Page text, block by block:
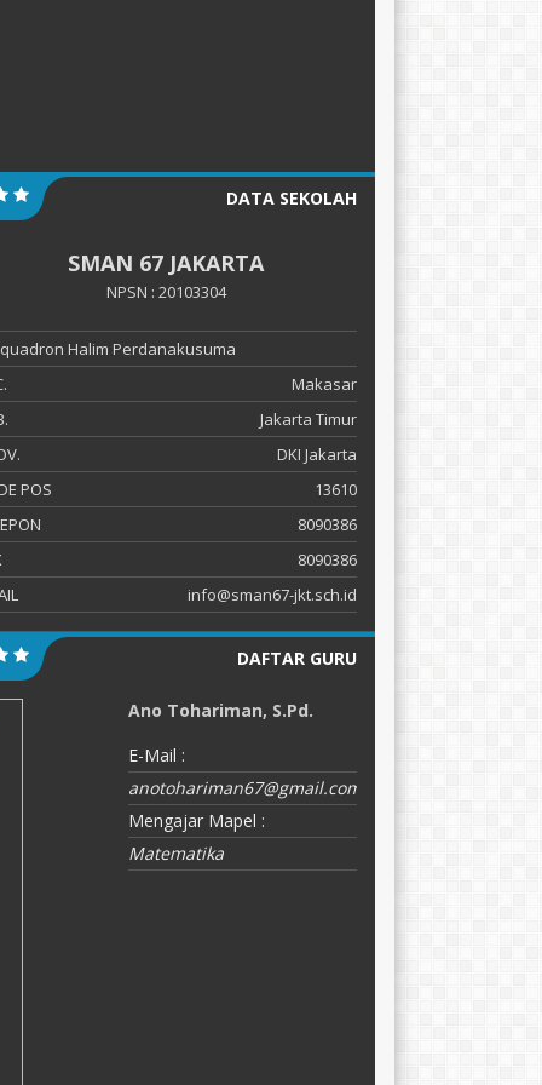
DATA SEKOLAH
SMAN 67 JAKARTA
NPSN : 20103304
Halim Perdanakusuma
Makasar
Jakarta Timur
DKI Jakarta
POS
13610
8090386
8090386
info@sman67-jkt.sch.id
DAFTAR GURU
Ano Tohariman, S.Pd.
E-Mail :
anotohariman67@gmail.com
Mengajar Mapel :
Matematika